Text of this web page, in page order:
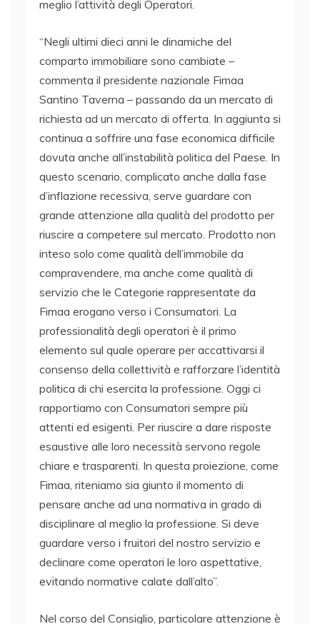
meglio l’attività degli Operatori.
“Negli ultimi dieci anni le dinamiche del
comparto immobiliare sono cambiate –
commenta il presidente nazionale Fimaa
Santino Taverna – passando da un mercato di
richiesta ad un mercato di offerta. In aggiunta si
continua a soffrire una fase economica difficile
dovuta anche all’instabilità politica del Paese. In
questo scenario, complicato anche dalla fase
d’inflazione recessiva, serve guardare con
grande attenzione alla qualità del prodotto per
riuscire a competere sul mercato. Prodotto non
inteso solo come qualità dell’immobile da
compravendere, ma anche come qualità di
servizio che le Categorie rappresentate da
Fimaa erogano verso i Consumatori. La
professionalità degli operatori è il primo
elemento sul quale operare per accattivarsi il
consenso della collettività e rafforzare l’identità
politica di chi esercita la professione. Oggi ci
rapportiamo con Consumatori sempre più
attenti ed esigenti. Per riuscire a dare risposte
esaustive alle loro necessità servono regole
chiare e trasparenti. In questa proiezione, come
Fimaa, riteniamo sia giunto il momento di
pensare anche ad una normativa in grado di
disciplinare al meglio la professione. Si deve
guardare verso i fruitori del nostro servizio e
declinare come operatori le loro aspettative,
evitando normative calate dall’alto”.
Nel corso del Consiglio, particolare attenzione è